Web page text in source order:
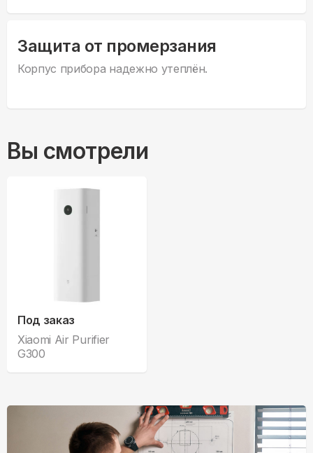
Защита от промерзания
Корпус прибора надежно утеплён.
Вы смотрели
Под заказ
Xiaomi Air Purifier
G300